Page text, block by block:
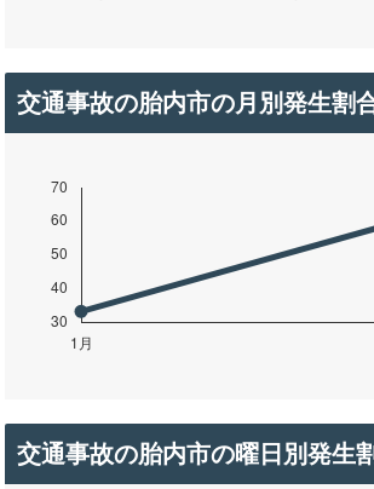
交通事故の胎内市の月別発生割
交通事故の胎内市の曜日別発生